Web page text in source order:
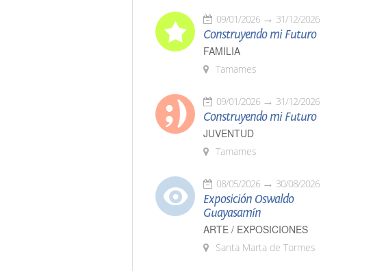
09/01/2026 31/12/2026
Construyendo mi Futuro
FAMILIA
Tamames
09/01/2026 31/12/2026
Construyendo mi Futuro
JUVENTUD
Tamames
08/05/2026 30/08/2026
Exposición Oswaldo
Guayasamín
ARTE / EXPOSICIONES
Santa Marta de Tormes